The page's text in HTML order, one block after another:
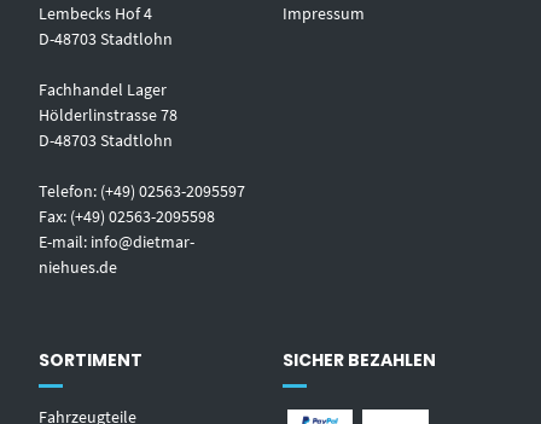
Lembecks Hof 4
D-48703 Stadtlohn
Fachhandel Lager
Hölderlinstrasse 78
D-48703 Stadtlohn
Telefon: (+49) 02563-2095597
Fax: (+49) 02563-2095598
E-mail: info@dietmar-
niehues.de
Impressum
SORTIMENT
Fahrzeugteile
SICHER BEZAHLEN